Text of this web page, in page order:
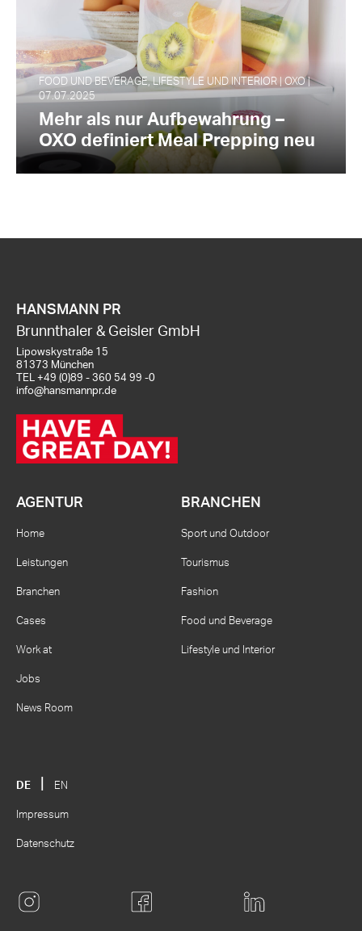
FOOD UND BEVERAGE, LIFESTYLE UND INTERIOR | OXO |
07.07.2025
Mehr als nur Aufbewahrung –
OXO definiert Meal Prepping neu
HANSMANN PR
Brunnthaler & Geisler GmbH
Lipowskystraße 15
81373 München
TEL +49 (0)89 - 360 54 99 -0
info@hansmannpr.de
AGENTUR
Home
Leistungen
Branchen
Cases
Work at
Jobs
News Room
BRANCHEN
Sport und Outdoor
Tourismus
Fashion
Food und Beverage
Lifestyle und Interior
DE EN
Impressum
Datenschutz